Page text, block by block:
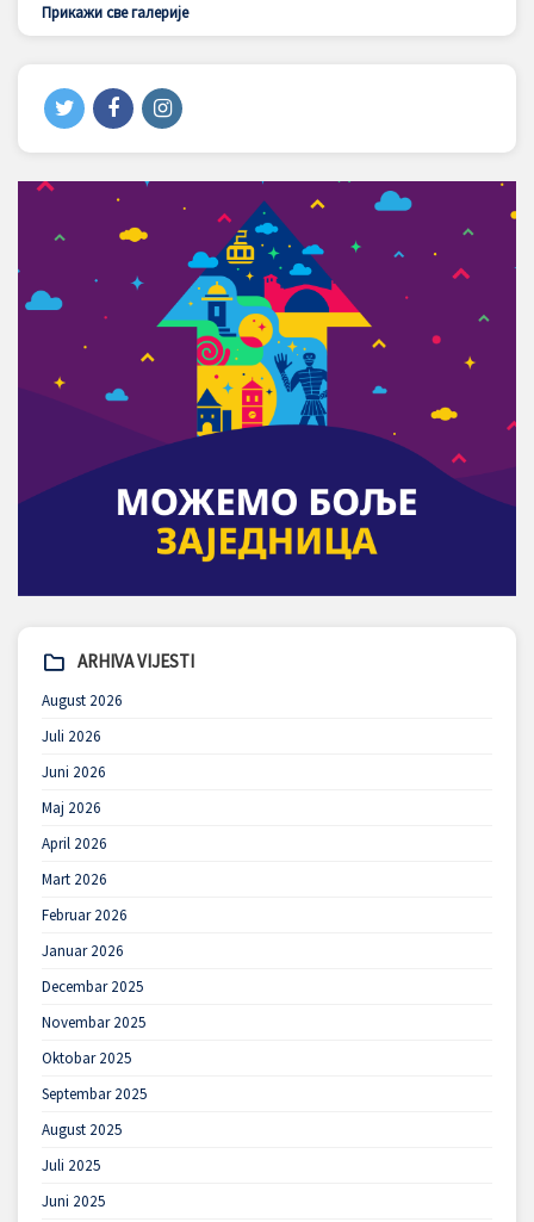
Прикажи све галерије
ARHIVA VIJESTI
August 2026
Juli 2026
Juni 2026
Maj 2026
April 2026
Mart 2026
Februar 2026
Januar 2026
Decembar 2025
Novembar 2025
Oktobar 2025
Septembar 2025
August 2025
Juli 2025
Juni 2025